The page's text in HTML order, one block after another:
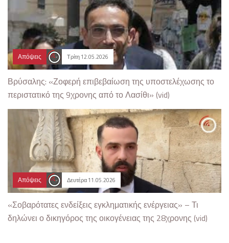
Απόψεις Τρίτη 12.05.2026
Βρύσαλης: «Ζοφερή επιβεβαίωση της υποστελέχωσης το
περιστατικό της 9χρονης από το Λασίθι» (vid)
Απόψεις Δευτέρα 11.05.2026
«Σοβαρότατες ενδείξεις εγκληματικής ενέργειας» – Τι
δηλώνει ο δικηγόρος της οικογένειας της 28χρονης (vid)